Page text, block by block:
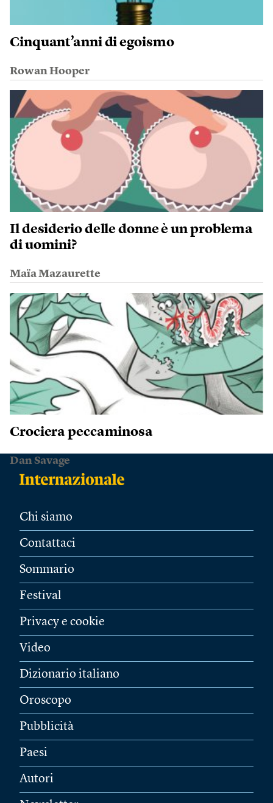
Cinquant’anni di egoismo
Rowan Hooper
Il desiderio delle donne è un problema
di uomini?
Maïa Mazaurette
Crociera peccaminosa
Dan Savage
Chi siamo
Contattaci
Sommario
Festival
Privacy e cookie
Video
Dizionario italiano
Oroscopo
Pubblicità
Paesi
Autori